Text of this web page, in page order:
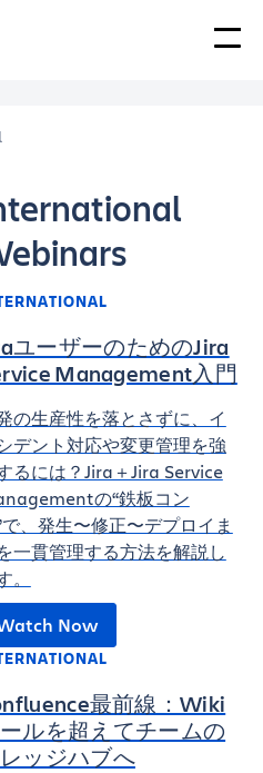
ユーザーのためのJira
Management入門
の生産性を落とさずに、イ
デント対応や変更管理を強
るには？Jira＋Jira Service
の“鉄板コン
で、発生〜修正〜デプロイま
一貫管理する方法を解説し
。
Now
最前線：Wiki
ルを超えてチームの
ッジハブへ